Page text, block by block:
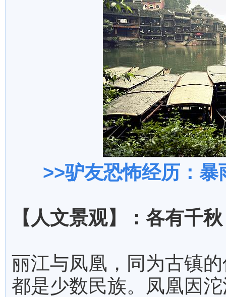
>>驴友恐怖经历：
【人文景观】：各有千
丽江与凤凰，同为古镇
都是少数民族。凤凰因